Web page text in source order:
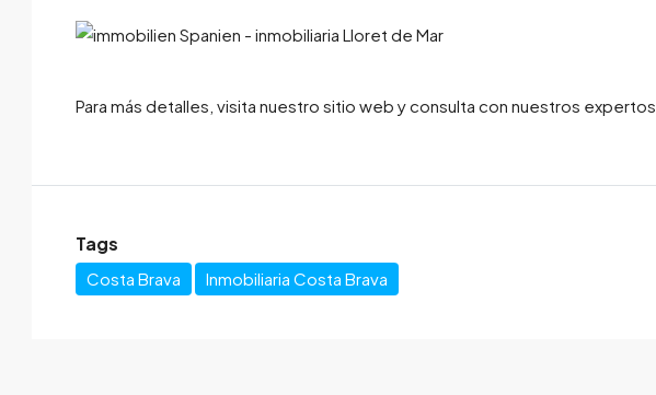
Para más detalles, visita nuestro sitio web y consulta con nuestros expertos.
Tags
Costa Brava Inmobiliaria Costa Brava